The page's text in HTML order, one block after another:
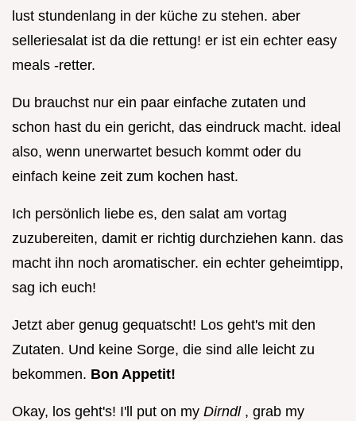
lust stundenlang in der küche zu stehen. aber
selleriesalat ist da die rettung! er ist ein echter easy
meals -retter.
Du brauchst nur ein paar einfache zutaten und
schon hast du ein gericht, das eindruck macht. ideal
also, wenn unerwartet besuch kommt oder du
einfach keine zeit zum kochen hast.
Ich persönlich liebe es, den salat am vortag
zuzubereiten, damit er richtig durchziehen kann. das
macht ihn noch aromatischer. ein echter geheimtipp,
sag ich euch!
Jetzt aber genug gequatscht! Los geht's mit den
Zutaten. Und keine Sorge, die sind alle leicht zu
bekommen. Bon Appetit!
Okay, los geht's! I'll put on my Dirndl , grab my